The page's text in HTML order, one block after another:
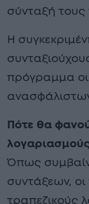
σύνταξή τους
Η
πρόγραμμα
Πότε θα
Όπως
συντάξεων,
τραπεζικούς